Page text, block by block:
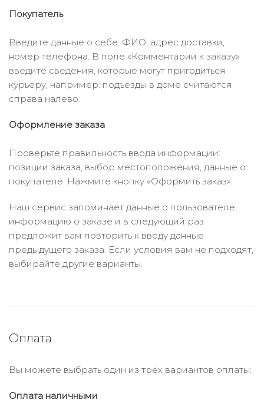
Покупатель
Введите данные о себе: ФИО, адрес доставки,
номер телефона. В поле «Комментарии к заказу»
введите сведения, которые могут пригодиться
курьеру, например: подъезды в доме считаются
справа налево.
Оформление заказа
Проверьте правильность ввода информации:
позиции заказа, выбор местоположения, данные о
покупателе. Нажмите кнопку «Оформить заказ».
Наш сервис запоминает данные о пользователе,
информацию о заказе и в следующий раз
предложит вам повторить к вводу данные
предыдущего заказа. Если условия вам не подходят,
выбирайте другие варианты.
Оплата
Вы можете выбрать один из трёх вариантов оплаты:
Оплата наличными